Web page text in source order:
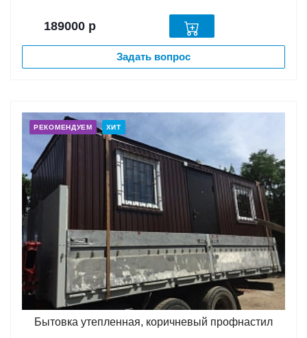
189000 р
Задать вопрос
РЕКОМЕНДУЕМ ХИТ
Бытовка утепленная, коричневый профнастил